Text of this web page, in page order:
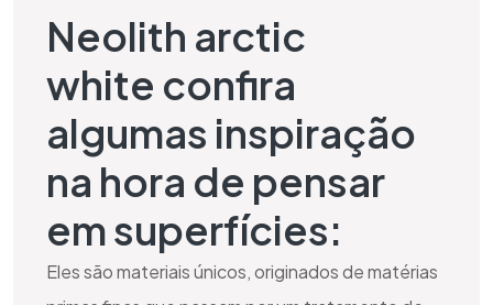
Neolith arctic
white confira
algumas inspiração
na hora de pensar
em superfícies:
Eles são materiais únicos, originados de matérias